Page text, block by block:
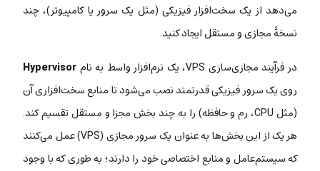
می‌دهد از یک سخت‌افزار فیزیکی (مثل یک سرور یا کامپیوتر)، چند
نسخۀ مجازی و مستقل ایجاد کنید.
در فرآیند مجازی‌سازی VPS، یک نرم‌افزار واسط به نام
Hypervisor
روی یک سرور فیزیکی قدرتمند نصب می‌شود تا منابع سخت‌افزاری آن
(مثل CPU، رم و حافظه) را به چند بخش مجزا و مستقل تقسیم کند.
هر یک از این بخش‌ها به عنوان یک سرور مجازی (VPS) عمل می‌کنند
که سیستم‌عامل و منابع اختصاصی خود را دارند؛ به طوری که با وجود